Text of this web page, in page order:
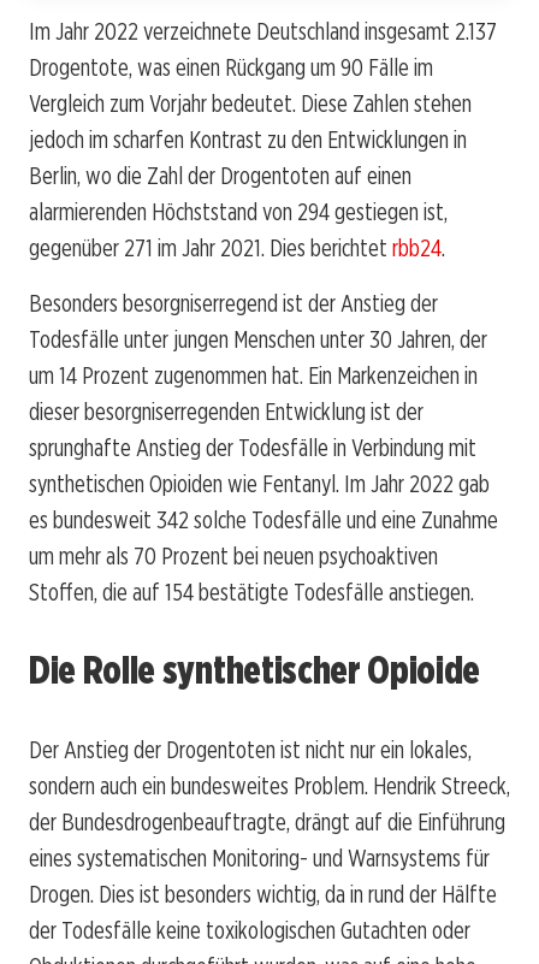
Im Jahr 2022 verzeichnete Deutschland insgesamt 2.137
Drogentote, was einen Rückgang um 90 Fälle im
Vergleich zum Vorjahr bedeutet. Diese Zahlen stehen
jedoch im scharfen Kontrast zu den Entwicklungen in
Berlin, wo die Zahl der Drogentoten auf einen
alarmierenden Höchststand von 294 gestiegen ist,
gegenüber 271 im Jahr 2021. Dies berichtet rbb24.
Besonders besorgniserregend ist der Anstieg der
Todesfälle unter jungen Menschen unter 30 Jahren, der
um 14 Prozent zugenommen hat. Ein Markenzeichen in
dieser besorgniserregenden Entwicklung ist der
sprunghafte Anstieg der Todesfälle in Verbindung mit
synthetischen Opioiden wie Fentanyl. Im Jahr 2022 gab
es bundesweit 342 solche Todesfälle und eine Zunahme
um mehr als 70 Prozent bei neuen psychoaktiven
Stoffen, die auf 154 bestätigte Todesfälle anstiegen.
Die Rolle synthetischer Opioide
Der Anstieg der Drogentoten ist nicht nur ein lokales,
sondern auch ein bundesweites Problem. Hendrik Streeck,
der Bundesdrogenbeauftragte, drängt auf die Einführung
eines systematischen Monitoring- und Warnsystems für
Drogen. Dies ist besonders wichtig, da in rund der Hälfte
der Todesfälle keine toxikologischen Gutachten oder